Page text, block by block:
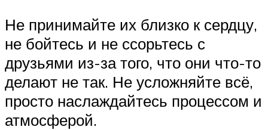
Не принимайте их близко к сердцу,
не бойтесь и не ссорьтесь с
друзьями из-за того, что они что-то
делают не так. Не усложняйте всё,
просто наслаждайтесь процессом и
атмосферой.